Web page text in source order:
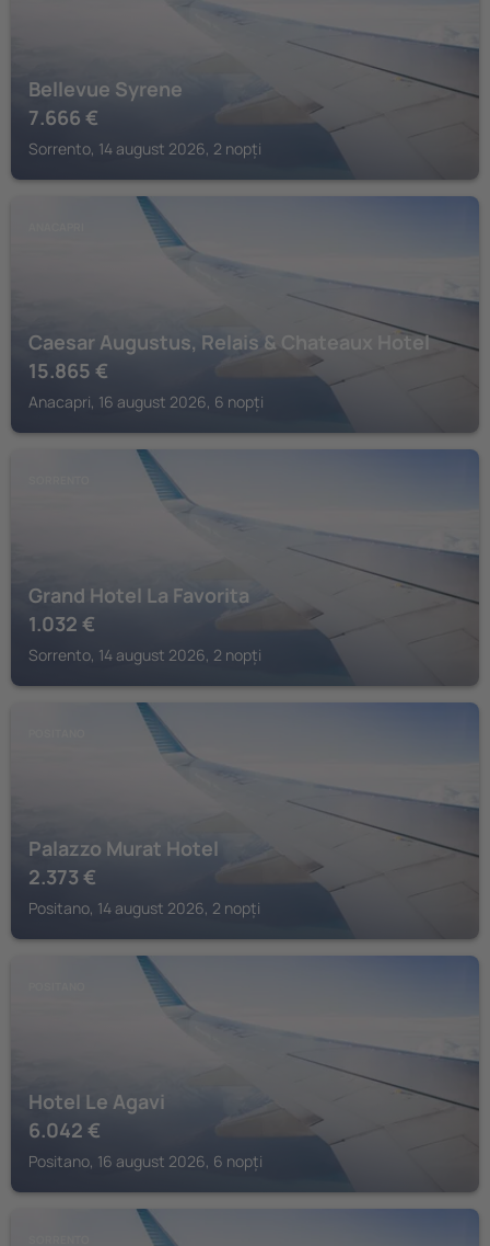
Bellevue Syrene
7.666 €
Sorrento, 14 august 2026, 2 nopți
Caesar Augustus, Relais & Chateaux Hotel
15.865 €
Anacapri, 16 august 2026, 6 nopți
Grand Hotel La Favorita
1.032 €
Sorrento, 14 august 2026, 2 nopți
Palazzo Murat Hotel
2.373 €
Positano, 14 august 2026, 2 nopți
Hotel Le Agavi
6.042 €
Positano, 16 august 2026, 6 nopți